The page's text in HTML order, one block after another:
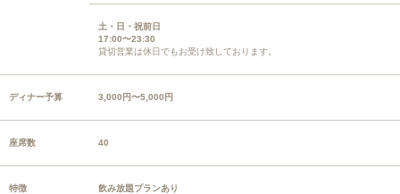
土・日・祝前日
17:00〜23:30
貸切営業は休日でもお受け致しております。
ディナー予算 3,000円〜5,000円
座席数 40
特徴 飲み放題プランあり